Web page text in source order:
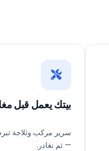
بيتك يعمل قبل
سرير مركب وثلاجة
— ثم نغادر.